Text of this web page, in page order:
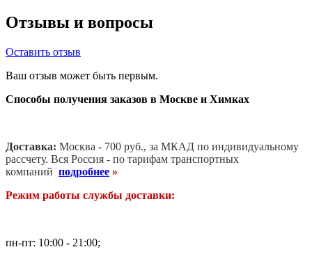
Отзывы и вопросы
Оставить отзыв
Ваш отзыв может быть первым.
Способы получения заказов в Москве и Химках
Доставка: Москва - 700 руб., за МКАД по индивидуальному
рассчету. Вся Россия - по тарифам транспортных
компаний подробнее »
Режим работы службы доставки:
пн-пт: 10:00 - 21:00;